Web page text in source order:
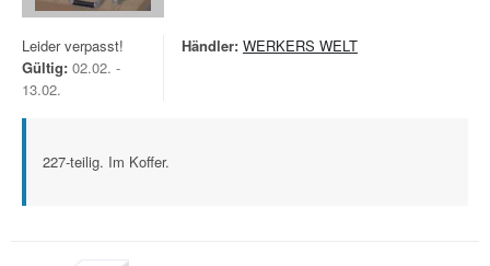
Leider verpasst!
Gültig: 02.02. -
13.02.
Händler: WERKERS WELT
227-teilig. Im Koffer.